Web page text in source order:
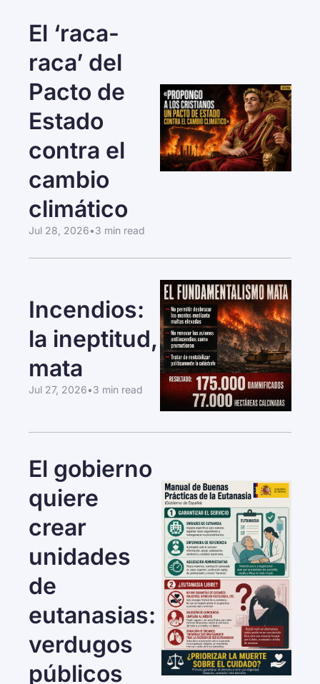
El ‘raca-
raca’ del
Pacto de
Estado
contra el
cambio
climático
Jul 28, 2026•3 min read
Incendios:
la ineptitud,
mata
Jul 27, 2026•3 min read
El gobierno
quiere
crear
unidades
de
eutanasias:
verdugos
públicos